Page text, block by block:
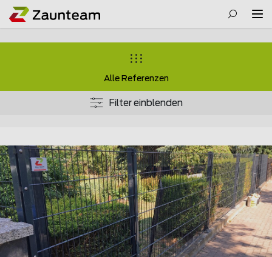
Alle Referenzen
Filter einblenden